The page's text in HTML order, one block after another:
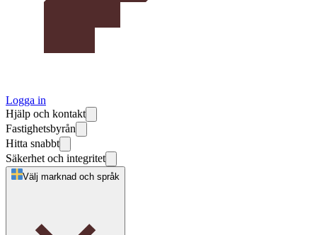
Logga in
Hjälp och kontakt
Fastighetsbyrån
Hitta snabbt
Säkerhet och integritet
Välj marknad och språk